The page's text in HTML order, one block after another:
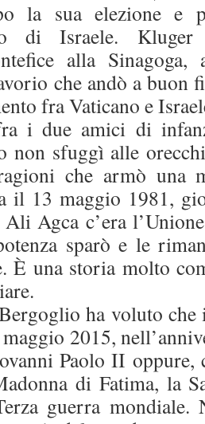
la sua elezione e
di Israele.
alla
che andò a buon
fra Vaticano e
i due amici di
non sfuggì alle
che armò una
il 13 maggio 1981,
Agca c’era
sparò e le
È una storia molto
ha voluto
2015,
Paolo II
di Fatima, la
guerra